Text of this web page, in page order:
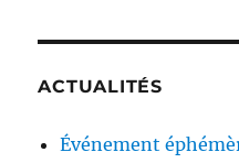
ACTUALITÉS
Événement